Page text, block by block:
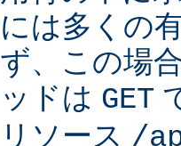
には多くの
ず、この場
ッドは GET
リソース /